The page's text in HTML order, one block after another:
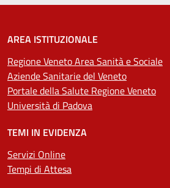
AREA ISTITUZIONALE
Regione Veneto Area Sanità e Sociale
Aziende Sanitarie del Veneto
Portale della Salute Regione Veneto
Università di Padova
TEMI IN EVIDENZA
Servizi Online
Tempi di Attesa